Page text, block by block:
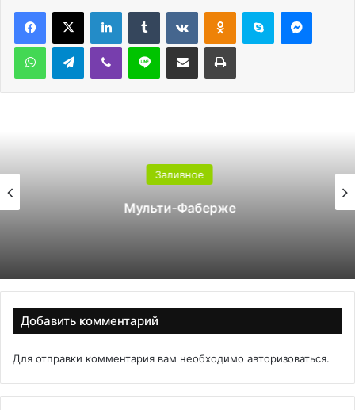
LinkedInTumblr ВконтактеОдноклассники
Skype
WhatsAppTelegramViber Line Поделиться через электронную почту Печатать
Заливное
Мульти-Фаберже
Добавить комментарий
Для отправки комментария вам необходимо авторизоваться.